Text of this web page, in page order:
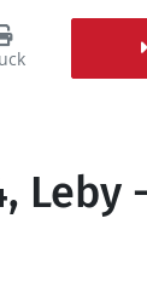
Leby -